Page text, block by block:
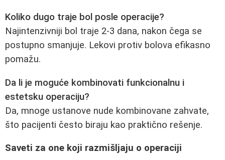
Koliko dugo traje bol posle operacije?
Najintenzivniji bol traje 2-3 dana, nakon čega se
postupno smanjuje. Lekovi protiv bolova efikasno
pomažu.
Da li je moguće kombinovati funkcionalnu i
estetsku operaciju?
Da, mnoge ustanove nude kombinovane zahvate,
što pacijenti često biraju kao praktično rešenje.
Saveti za one koji razmišljaju o operaciji